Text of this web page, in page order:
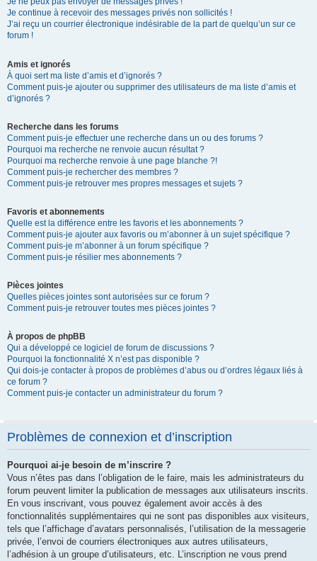
Je continue à recevoir des messages privés non sollicités !
J’ai reçu un courrier électronique indésirable de la part de quelqu’un sur ce
forum !
Amis et ignorés
À quoi sert ma liste d’amis et d’ignorés ?
Comment puis-je ajouter ou supprimer des utilisateurs de ma liste d’amis et
d’ignorés ?
Recherche dans les forums
Comment puis-je effectuer une recherche dans un ou des forums ?
Pourquoi ma recherche ne renvoie aucun résultat ?
Pourquoi ma recherche renvoie à une page blanche ?!
Comment puis-je rechercher des membres ?
Comment puis-je retrouver mes propres messages et sujets ?
Favoris et abonnements
Quelle est la différence entre les favoris et les abonnements ?
Comment puis-je ajouter aux favoris ou m’abonner à un sujet spécifique ?
Comment puis-je m’abonner à un forum spécifique ?
Comment puis-je résilier mes abonnements ?
Pièces jointes
Quelles pièces jointes sont autorisées sur ce forum ?
Comment puis-je retrouver toutes mes pièces jointes ?
À propos de phpBB
Qui a développé ce logiciel de forum de discussions ?
Pourquoi la fonctionnalité X n’est pas disponible ?
Qui dois-je contacter à propos de problèmes d’abus ou d’ordres légaux liés à
ce forum ?
Comment puis-je contacter un administrateur du forum ?
Problèmes de connexion et d’inscription
Pourquoi ai-je besoin de m’inscrire ?
Vous n’êtes pas dans l’obligation de le faire, mais les administrateurs du
forum peuvent limiter la publication de messages aux utilisateurs inscrits.
En vous inscrivant, vous pouvez également avoir accès à des
fonctionnalités supplémentaires qui ne sont pas disponibles aux visiteurs,
tels que l’affichage d’avatars personnalisés, l’utilisation de la messagerie
privée, l’envoi de courriers électroniques aux autres utilisateurs,
l’adhésion à un groupe d’utilisateurs, etc. L’inscription ne vous prend